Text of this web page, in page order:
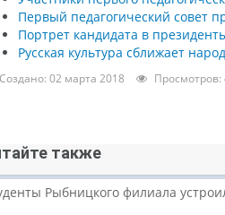
Первый педагогический совет
Портрет кандидата в
Русская культура сближает
Создано: 02 марта 2018 Просмотров:
также
Рыбницкого филиала